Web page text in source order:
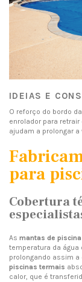
IDEIAS E
O reforço do bordo
enrolador para
ajudam a prolongar
para
Cobertura
As mantas de piscina
temperatura da água
prolongando assim a
piscinas termais
calor, que é